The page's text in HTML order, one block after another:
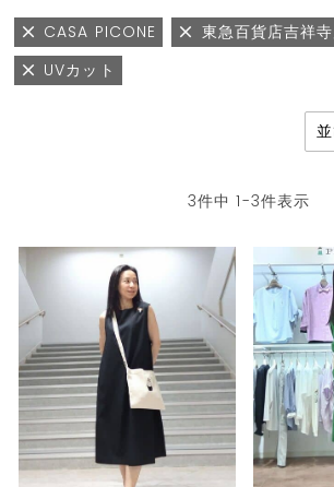
CASA PICONE
東急百貨店吉祥
UVカット
3件中 1-3件表示